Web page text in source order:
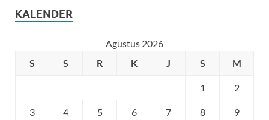
KALENDER
Agustus 2026
S
S R K J S M
1 2
3 4 5 6 7 8 9